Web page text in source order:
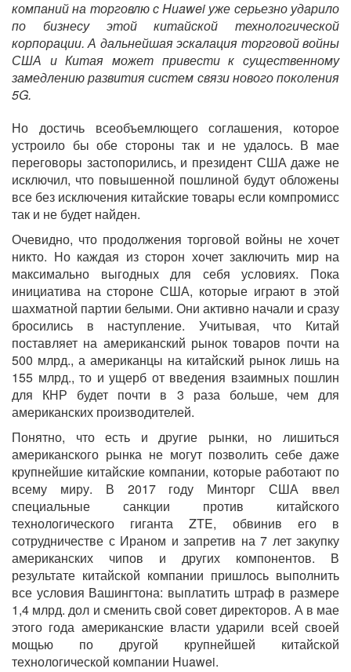
компаний на торговлю с Huawei уже серьезно ударило
по бизнесу этой китайской технологической
корпорации. А дальнейшая эскалация торговой войны
США и Китая может привести к существенному
замедлению развития систем связи нового поколения
5G.
Но достичь всеобъемлющего соглашения, которое
устроило бы обе стороны так и не удалось. В мае
переговоры застопорились, и президент США даже не
исключил, что повышенной пошлиной будут обложены
все без исключения китайские товары если компромисс
так и не будет найден.
Очевидно, что продолжения торговой войны не хочет
никто. Но каждая из сторон хочет заключить мир на
максимально выгодных для себя условиях. Пока
инициатива на стороне США, которые играют в этой
шахматной партии белыми. Они активно начали и сразу
бросились в наступление. Учитывая, что Китай
поставляет на американский рынок товаров почти на
500 млрд., а американцы на китайский рынок лишь на
155 млрд., то и ущерб от введения взаимных пошлин
для КНР будет почти в 3 раза больше, чем для
американских производителей.
Понятно, что есть и другие рынки, но лишиться
американского рынка не могут позволить себе даже
крупнейшие китайские компании, которые работают по
всему миру. В 2017 году Минторг США ввел
специальные санкции против китайского
технологического гиганта ZTE, обвинив его в
сотрудничестве с Ираном и запретив на 7 лет закупку
американских чипов и других компонентов. В
результате китайской компании пришлось выполнить
все условия Вашингтона: выплатить штраф в размере
1,4 млрд. дол и сменить свой совет директоров. А в мае
этого года американские власти ударили всей своей
мощью по другой крупнейшей китайской
технологической компании Huawei.